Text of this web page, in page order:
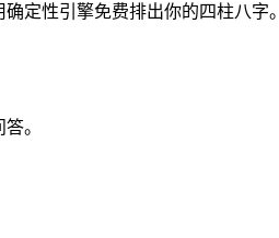
定性引擎免费排出你的四柱八字。
。